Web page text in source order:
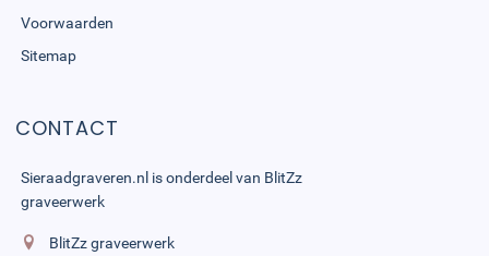
Voorwaarden
Sitemap
CONTACT
Sieraadgraveren.nl is onderdeel van BlitZz
graveerwerk
BlitZz graveerwerk